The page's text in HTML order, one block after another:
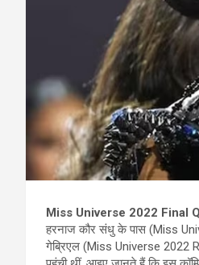
Miss Universe 2022 Final
हरनाज कौर संधु के पास (Miss
गेब्रिएल (Miss Universe 2022